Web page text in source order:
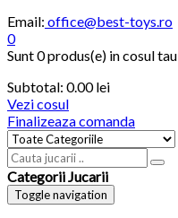
Email: office@best-toys.ro
0
Sunt0 produs(e) in cosul tau
Subtotal: 0.00lei
Vezi cosul
Finalizeaza comanda
Categorii Jucarii
Toggle navigation